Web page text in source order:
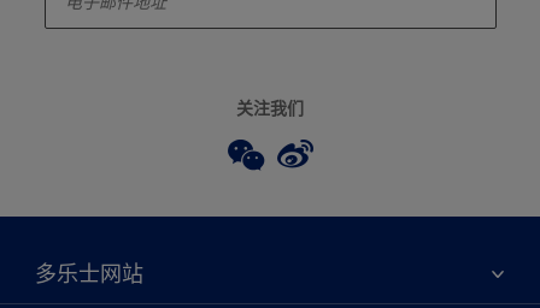
关注我们
多乐士网站